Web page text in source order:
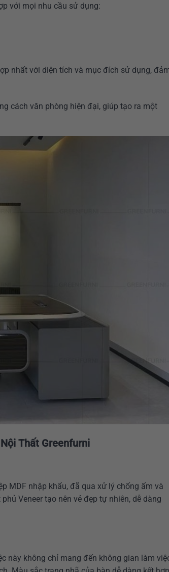
với mọi nhu cầu sử dụng:
nhất với diện tích và mục đích sử dụng,
cách văn phòng hiện đại, giúp tạo ra một
Thất Greenfurni
MDF nhập khẩu, đã qua xử lý chống ấm và
Veneer tạo nên vẻ đẹp tự nhiên, dễ dàng
này không chỉ mang đến không gian làm